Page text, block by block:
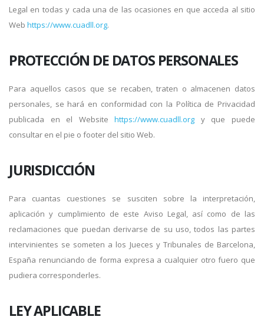
Legal en todas y cada una de las ocasiones en que acceda al sitio
Web https://www.cuadll.org.
PROTECCIÓN DE DATOS PERSONALES
Para aquellos casos que se recaben, traten o almacenen datos
personales, se hará en conformidad con la Política de Privacidad
publicada en el Websitehttps://www.cuadll.org y que puede
consultar en el pie o footer del sitio Web.
JURISDICCIÓN
Para cuantas cuestiones se susciten sobre la interpretación,
aplicación y cumplimiento de este Aviso Legal, así como de las
reclamaciones que puedan derivarse de su uso, todos las partes
intervinientes se someten a los Jueces y Tribunales de Barcelona,
España renunciando de forma expresa a cualquier otro fuero que
pudiera corresponderles.
LEY APLICABLE